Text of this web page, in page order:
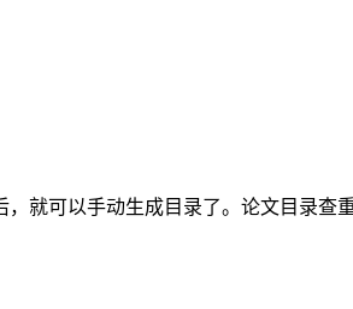
就可以手动生成目录了。论文目录查